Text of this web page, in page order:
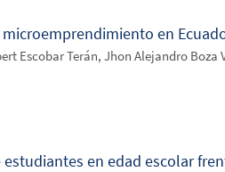
en
Escobar Terán, Jhon Alejandro Boza
en edad escolar